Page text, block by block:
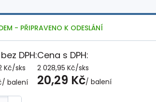
- PŘIPRAVENO K ODESLÁNÍ
DPH:
Kč/sks
/ balení
Cena s DPH:
2 028,95 Kč/sks
20,29 Kč/ balení